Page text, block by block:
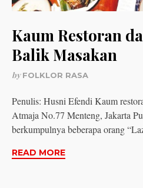
Kaum Restoran
Balik Masakan
byFOLKLOR RASA
Penulis: Husni Efendi Kaum
Atmaja No.77 Menteng, Jakarta
berkumpulnya beberapa orang
READ MORE